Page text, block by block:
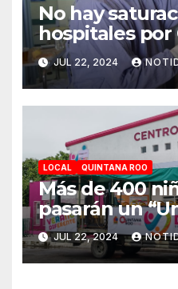
No hay
hospitales por
Playa del
JUL 22, 2024
LOCAL QUINTANA ROO
Más de 400
pasarán un
DIFerente”
Mara Lezama
JUL 22, 2024